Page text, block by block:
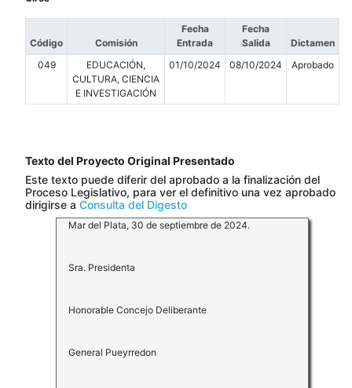
Código Comisión
Fecha
Entrada
Fecha
Salida
Dictamen
049
EDUCACIÓN,
CULTURA, CIENCIA
E INVESTIGACIÓN
01/10/2024 08/10/2024 Aprobado
Texto del Proyecto Original Presentado
Este texto puede diferir del aprobado a la finalización del
Proceso Legislativo, para ver el definitivo una vez aprobado
dirigirse a Consulta del Digesto
Mar del Plata, 30 de septiembre de 2024.
Sra. Presidenta
Honorable Concejo Deliberante
General Pueyrredon